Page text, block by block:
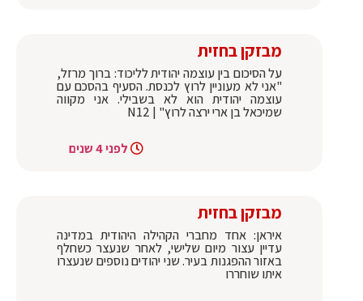
מבזקן בחזית
על הסיכום בין עוצמה יהודית לליכוד: ברוך מרזל,
"אני לא מעוניין לרוץ לכנסת. הסעיף בהסכם עם
עוצמה יהודית הוא לא בשבילי. אני מקווה
שמיכאל בן ארי ירצה לרוץ" | N12
לפני 4 שנים
מבזקן בחזית
איראן: אחד מחברי הקהילה היהודית במדינה
עדיין עצור מיום שלישי, לאחר שנעצר כשחלף
באזור ההפגנות בעיר. שני יהודים נוספים שנעצרו
איתו שוחררו